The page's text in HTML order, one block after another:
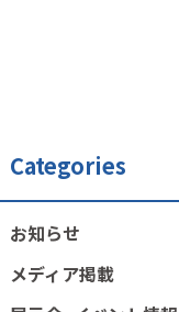
Categories
お知らせ
メディア掲載